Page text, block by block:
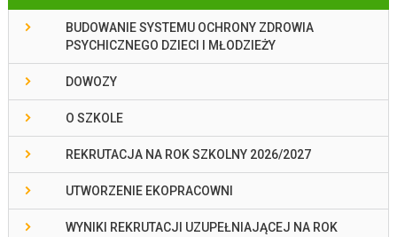
BUDOWANIE SYSTEMU OCHRONY ZDROWIA
PSYCHICZNEGO DZIECI I MŁODZIEŻY
DOWOZY
O SZKOLE
REKRUTACJA NA ROK SZKOLNY 2026/2027
UTWORZENIE EKOPRACOWNI
WYNIKI REKRUTACJI UZUPEŁNIAJĄCEJ NA ROK